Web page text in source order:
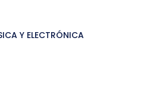
Y ELECTRÓNICA